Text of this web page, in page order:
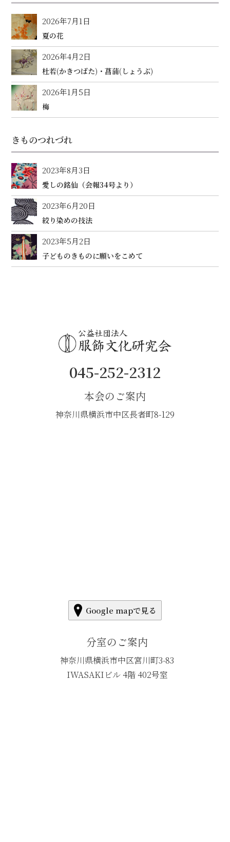
2026年7月1日
夏の花
2026年4月2日
杜若(かきつばた)・菖蒲(しょうぶ)
2026年1月5日
梅
きものつれづれ
2023年8月3日
愛しの銘仙（会報34号より）
2023年6月20日
絞り染めの技法
2023年5月2日
子どものきものに願いをこめて
045-252-2312
本会のご案内
神奈川県横浜市中区長者町8-129
Google mapで見る
分室のご案内
神奈川県横浜市中区宮川町3-83
IWASAKIビル 4階 402号室